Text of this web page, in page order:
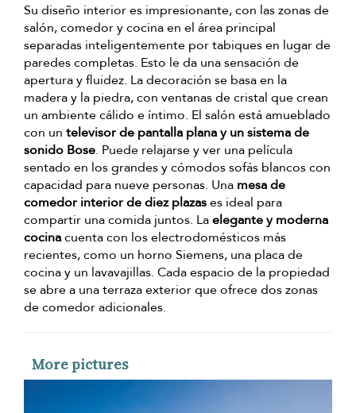
Su diseño interior es impresionante, con las zonas de
salón, comedor y cocina en el área principal
separadas inteligentemente por tabiques en lugar de
paredes completas. Esto le da una sensación de
apertura y fluidez. La decoración se basa en la
madera y la piedra, con ventanas de cristal que crean
un ambiente cálido e íntimo. El salón está amueblado
con un televisor de pantalla plana y un sistema de
sonido Bose. Puede relajarse y ver una película
sentado en los grandes y cómodos sofás blancos con
capacidad para nueve personas. Una mesa de
comedor interior de diez plazases ideal para
compartir una comida juntos. Laelegante y moderna
cocinacuenta con los electrodomésticos más
recientes, como un horno Siemens, una placa de
cocina y un lavavajillas. Cada espacio de la propiedad
se abre a una terraza exterior que ofrece dos zonas
de comedor adicionales.
More pictures